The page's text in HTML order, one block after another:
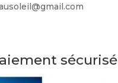
sécurisé